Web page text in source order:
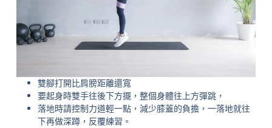
雙腳打開比肩膀距離還寬
要起身時雙手往後下方擺，整個身體往上方彈跳，
落地時請控制力道輕一點，減少膝蓋的負擔，一落地就往
下再做深蹲，反覆練習。